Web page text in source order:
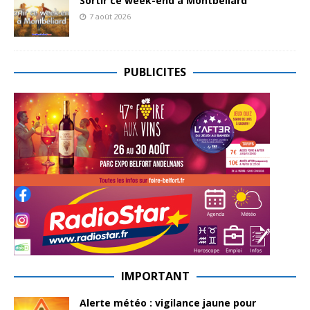
7 août 2026
PUBLICITES
IMPORTANT
Alerte météo : vigilance jaune pour